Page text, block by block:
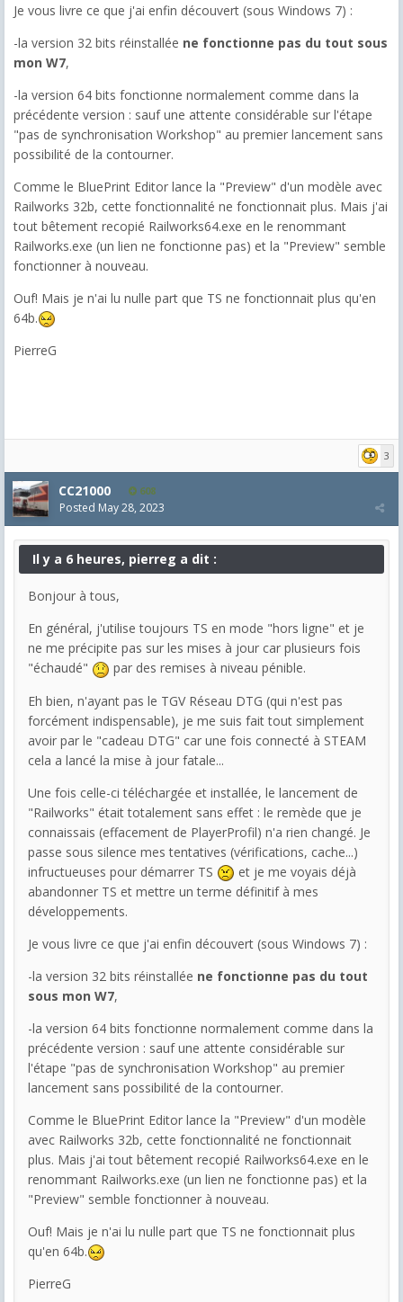
Je vous livre ce que j'ai enfin découvert (sous Windows 7) :
-la version 32 bits réinstallée ne fonctionne pas du tout sous
mon W7,
-la version 64 bits fonctionne normalement comme dans la
précédente version : sauf une attente considérable sur l'étape
"pas de synchronisation Workshop" au premier lancement sans
possibilité de la contourner.
Comme le BluePrint Editor lance la "Preview" d'un modèle avec
Railworks 32b, cette fonctionnalité ne fonctionnait plus. Mais j'ai
tout bêtement recopié Railworks64.exe en le renommant
Railworks.exe (un lien ne fonctionne pas) et la "Preview" semble
fonctionner à nouveau.
Ouf! Mais je n'ai lu nulle part que TS ne fonctionnait plus qu'en
64b.
PierreG
3
CC21000 608
Posted May 28, 2023
Il y a 6 heures, pierreg a dit :
Bonjour à tous,
En général, j'utilise toujours TS en mode "hors ligne" et je
ne me précipite pas sur les mises à jour car plusieurs fois
"échaudé"
par des remises à niveau pénible.
Eh bien, n'ayant pas le TGV Réseau DTG (qui n'est pas
forcément indispensable), je me suis fait tout simplement
avoir par le "cadeau DTG" car une fois connecté à STEAM
cela a lancé la mise à jour fatale...
Une fois celle-ci téléchargée et installée, le lancement de
"Railworks" était totalement sans effet : le remède que je
connaissais (effacement de PlayerProfil) n'a rien changé. Je
passe sous silence mes tentatives (vérifications, cache...)
infructueuses pour démarrer TS
et je me voyais déjà
abandonner TS et mettre un terme définitif à mes
développements.
Je vous livre ce que j'ai enfin découvert (sous Windows 7) :
-la version 32 bits réinstallée ne fonctionne pas du tout
sous mon W7,
-la version 64 bits fonctionne normalement comme dans la
précédente version : sauf une attente considérable sur
l'étape "pas de synchronisation Workshop" au premier
lancement sans possibilité de la contourner.
Comme le BluePrint Editor lance la "Preview" d'un modèle
avec Railworks 32b, cette fonctionnalité ne fonctionnait
plus. Mais j'ai tout bêtement recopié Railworks64.exe en le
renommant Railworks.exe (un lien ne fonctionne pas) et la
"Preview" semble fonctionner à nouveau.
Ouf! Mais je n'ai lu nulle part que TS ne fonctionnait plus
qu'en 64b.
PierreG